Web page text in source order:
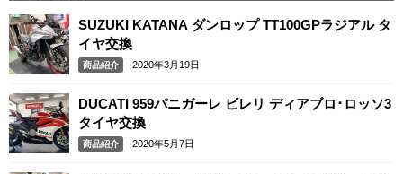
SUZUKI KATANA ダンロップ TT100GPラジアル タ
イヤ交換
商品紹介 2020年3月19日
DUCATI 959パニガーレ ピレリ ディアブロ･ロッソ3
タイヤ交換
商品紹介 2020年5月7日